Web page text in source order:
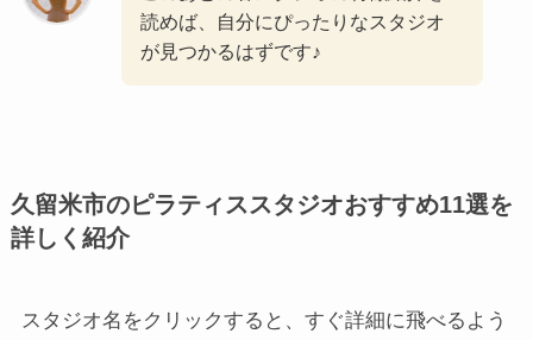
読めば、自分にぴったりなスタジオ
が見つかるはずです♪
久留米市のピラティススタジオおすすめ11選を
詳しく紹介
スタジオ名をクリックすると、すぐ詳細に飛べるよう